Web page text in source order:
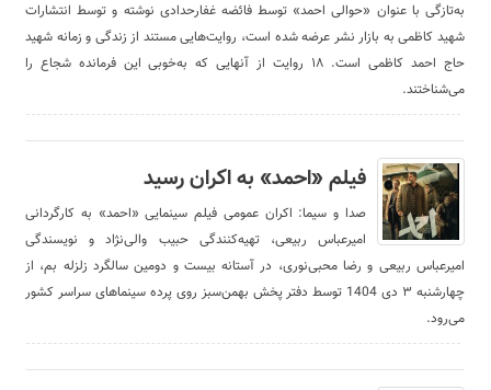
به‌تازگی با عنوان «حوالی احمد» توسط فائضه غفارحدادی نوشته و توسط انتشارات
شهید کاظمی به بازار نشر عرضه شده است، روایت‌هایی مستند از زندگی و زمانه شهید
حاج احمد کاظمی است. ۱۸ روایت از آنهایی که به‌خوبی این فرمانده شجاع را
می‌شناختند.
فیلم «احمد» به اکران رسید
صدا و سیما: اکران عمومی فیلم سینمایی «احمد» به کارگردانی
امیرعباس ربیعی، تهیه‌کنندگی حبیب والی‌نژاد و نویسندگی
امیرعباس ربیعی و رضا محبی‌نوری، در آستانه بیست و دومین سالگرد زلزله بم، از
چهارشنبه ۳ دی 1404 توسط دفتر پخش بهمن‌سبز روی پرده سینما‌های سراسر کشور
می‌رود.